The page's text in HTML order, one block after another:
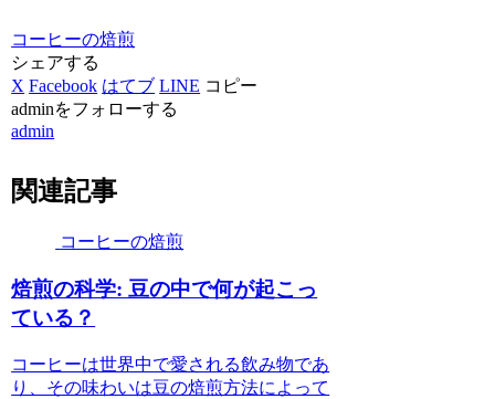
コーヒーの焙煎
シェアする
X Facebook はてブ LINE コピー
adminをフォローする
admin
関連記事
コーヒーの焙煎
焙煎の科学: 豆の中で何が起こっ
ている？
コーヒーは世界中で愛される飲み物であ
り、その味わいは豆の焙煎方法によって